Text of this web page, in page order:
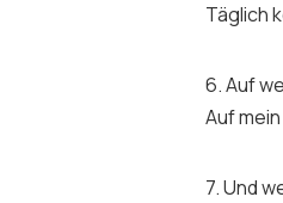
Täglich
6. Auf
Auf
7. Und